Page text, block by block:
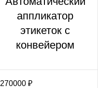
аппликатор
этикеток с
конвейером
270000 ₽